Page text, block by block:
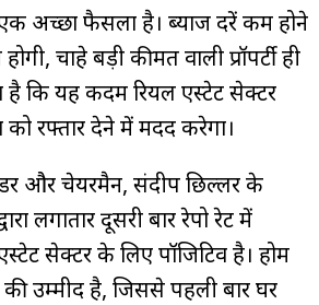
अच्छा फैसला है। ब्याज दरें कम होने
चाहे बड़ी कीमत वाली प्रॉपर्टी ही
है कि यह कदम रियल एस्टेट सेक्टर
को रफ्तार देने में मदद करेगा।
और चेयरमैन, संदीप छिल्लर के
लगातार दूसरी बार रेपो रेट में
सेक्टर के लिए पॉजिटिव है। होम
उम्मीद है, जिससे पहली बार घर